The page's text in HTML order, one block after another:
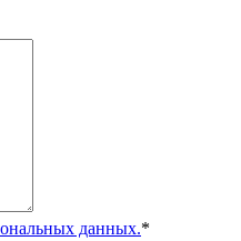
данных.*